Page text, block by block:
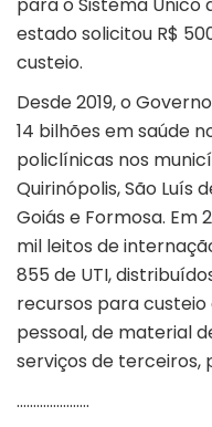
para o Sistema Único
estado solicitou R$
custeio.
Desde 2019, o
14 bilhões em saúde
policlínicas nos
Quirinópolis, São Luís
Goiás e Formosa. Em
mil leitos de
855 de UTI,
recursos para
pessoal, de material
serviços de terceiros,
………………….